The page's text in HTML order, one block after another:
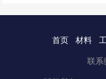
首页 材料
联系